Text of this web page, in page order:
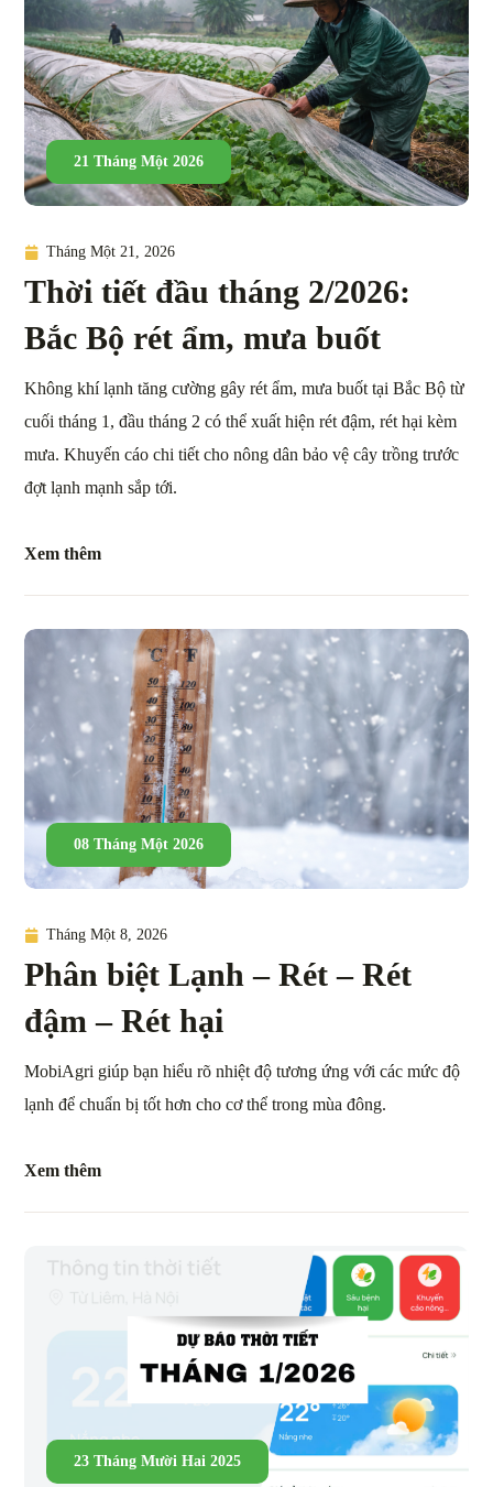
21 Tháng Một 2026
Tháng Một 21, 2026
Thời tiết đầu tháng 2/2026:
Bắc Bộ rét ẩm, mưa buốt
Không khí lạnh tăng cường gây rét ẩm, mưa buốt tại Bắc Bộ từ
cuối tháng 1, đầu tháng 2 có thể xuất hiện rét đậm, rét hại kèm
mưa. Khuyến cáo chi tiết cho nông dân bảo vệ cây trồng trước
đợt lạnh mạnh sắp tới.
Xem thêm
08 Tháng Một 2026
Tháng Một 8, 2026
Phân biệt Lạnh – Rét – Rét
đậm – Rét hại
MobiAgri giúp bạn hiểu rõ nhiệt độ tương ứng với các mức độ
lạnh để chuẩn bị tốt hơn cho cơ thể trong mùa đông.
Xem thêm
23 Tháng Mười Hai 2025